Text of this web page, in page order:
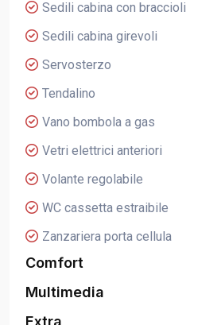
Sedili cabina con braccioli
Sedili cabina girevoli
Servosterzo
Tendalino
Vano bombola a gas
Vetri elettrici anteriori
Volante regolabile
WC cassetta estraibile
Zanzariera porta cellula
Comfort
Multimedia
Extra